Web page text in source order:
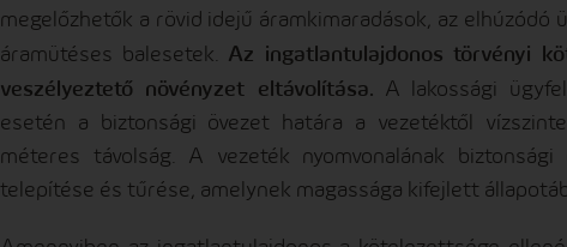
megelőzhetők a rövid idejű áramkimaradások, az elhúzódó
áramütéses balesetek. Az ingatlantulajdonos törvényi
veszélyeztető növényzet eltávolítása. A lakossági
esetén a biztonsági övezet határa a vezetéktől
méteres távolság. A vezeték nyomvonalának
telepítése és tűrése, amelynek magassága kifejlett